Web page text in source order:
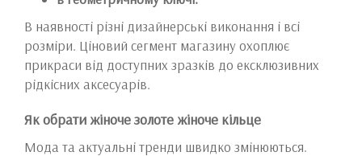
В наявності різні дизайнерські виконання і всі
розміри. Ціновий сегмент магазину охоплює
прикраси від доступних зразків до ексклюзивних
рідкісних аксесуарів.
Як обрати жіноче золоте жіноче кільце
Мода та актуальні тренди швидко змінюються.